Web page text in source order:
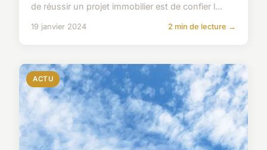
de réussir un projet immobilier est de confier l...
19 janvier 2024 2 min de lecture →
ACTU